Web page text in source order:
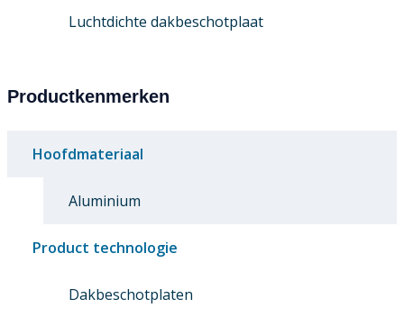
Luchtdichte dakbeschotplaat
Productkenmerken
Hoofdmateriaal
Aluminium
Product technologie
Dakbeschotplaten